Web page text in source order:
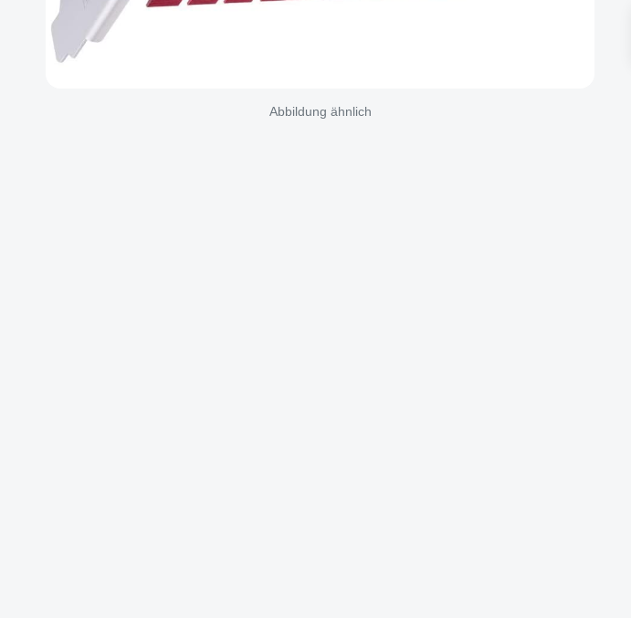
Abbildung ähnlich